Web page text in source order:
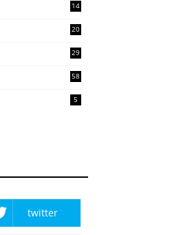
14
20
29
58
5
twitter